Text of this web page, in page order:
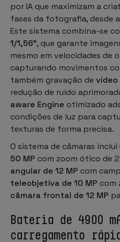
por IA que maximizam a
fases da fotografia, desde
Este sistema combina-se
1/1,56”, que garante
mesmo em velocidades de
capturando movimentos
também gravação de vídeo
redução de ruído
aware Engine otimizado
condições de luz para
texturas de forma precisa.
O sistema de câmaras inclui
50 MP com zoom ótico de
angular de 12 MP com
teleobjetiva de 10 MP com
câmara frontal de 12 MP
Bateria de 4900
carregamento